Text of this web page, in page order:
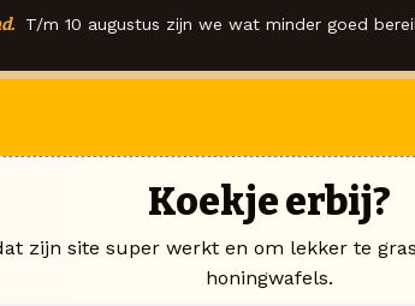
T/m 10 augustus zijn we wat minder goed
Koekje erbij?
zijn site super werkt en om lekker te
honingwafels.